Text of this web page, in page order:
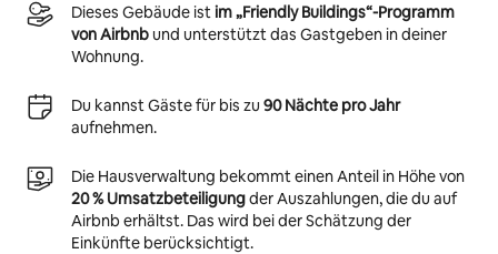
Dieses Gebäude istim „Friendly Buildings“-Programm
von Airbnbund unterstützt das Gastgeben in deiner
Wohnung.
Du kannst Gäste für bis zu 90 Nächte pro Jahr
aufnehmen.
Die Hausverwaltung bekommt einen Anteil in Höhe von
20 % Umsatzbeteiligungder Auszahlungen, die du auf
Airbnb erhältst. Das wird bei der Schätzung der
Einkünfte berücksichtigt.